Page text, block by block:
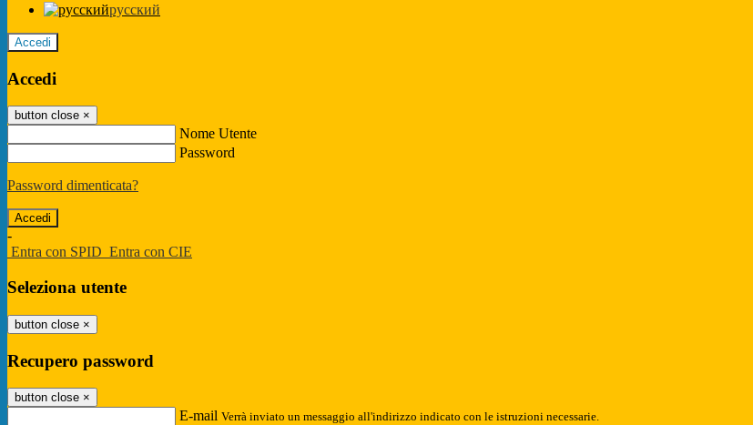
русский
Accedi
Accedi
button close ×
Nome Utente
Password
Password dimenticata?
-
Entra con SPID Entra con CIE
Seleziona utente
button close ×
Recupero password
button close ×
E-mail Verrà inviato un messaggio all'indirizzo indicato con le istruzioni necessarie.